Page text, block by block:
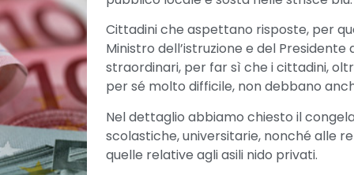
Cittadini che aspettano risposte, per
Ministro dell’istruzione e del Presidente
straordinari, per far sì che i cittadini,
per sé molto difficile, non debbano
Nel dettaglio abbiamo chiesto il
scolastiche, universitarie, nonché alle
quelle relative agli asili nido privati.